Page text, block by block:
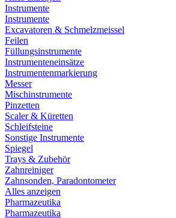
Instrumente
Instrumente
Excavatoren & Schmelzmeissel
Feilen
Füllungsinstrumente
Instrumenteneinsätze
Instrumentenmarkierung
Messer
Mischinstrumente
Pinzetten
Scaler & Küretten
Schleifsteine
Sonstige Instrumente
Spiegel
Trays & Zubehör
Zahnreiniger
Zahnsonden, Paradontometer
Alles anzeigen
Pharmazeutika
Pharmazeutika